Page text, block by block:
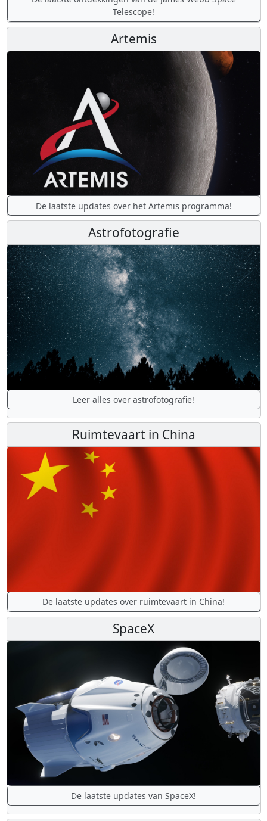
Telescope!
Artemis
De laatste updates over het Artemis programma!
Astrofotografie
Leer alles over astrofotografie!
Ruimtevaart in China
De laatste updates over ruimtevaart in China!
SpaceX
De laatste updates van SpaceX!